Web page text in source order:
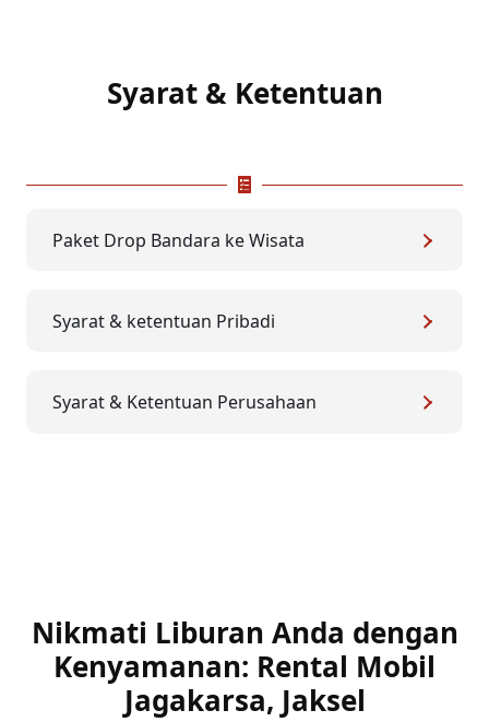
Syarat & Ketentuan
Paket Drop Bandara ke Wisata
Syarat & ketentuan Pribadi
Syarat & Ketentuan Perusahaan
Nikmati Liburan Anda dengan
Kenyamanan: Rental Mobil
Jagakarsa, Jaksel